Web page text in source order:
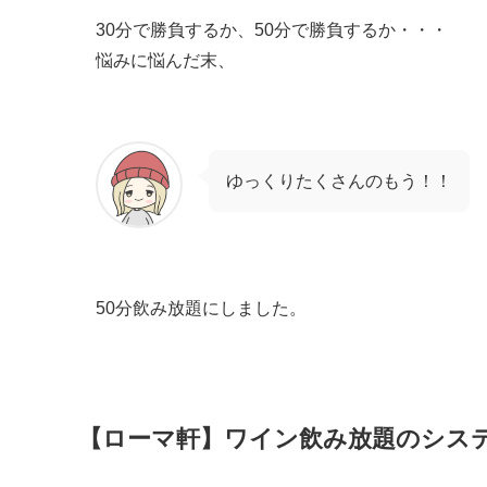
30分で勝負するか、50分で勝負するか・・・
悩みに悩んだ末、
ゆっくりたくさんのもう！！
50分飲み放題にしました。
【ローマ軒】ワイン飲み放題のシス